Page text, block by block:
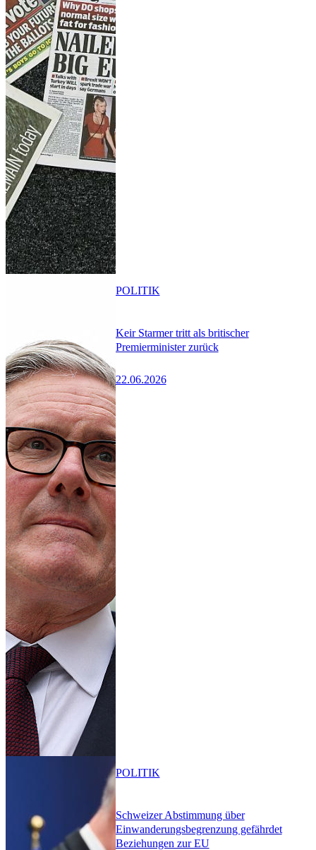
Keir Starmer tritt als britischer
Premierminister zurück
22.06.2026
POLITIK
Schweizer Abstimmung über
Einwanderungsbegrenzung gefährdet
Beziehungen zur EU
POLITIK